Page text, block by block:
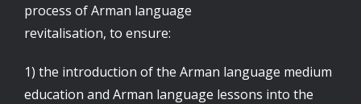
process of Arman language
revitalisation, to ensure:
1) the introduction of the Arman language medium
education and Arman language lessons into the